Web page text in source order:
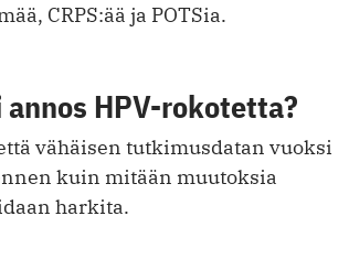
CRPS:ää ja POTSia.
HPV-rokotetta?
vähäisen tutkimusdatan vuoksi
kuin mitään muutoksia
harkita.